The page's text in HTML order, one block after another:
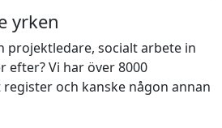
yrken
projektledare, socialt arbete in
efter? Vi har över 8000
och kanske någon annan